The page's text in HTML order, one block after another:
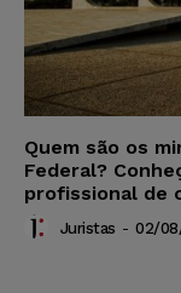
Quem são os
Federal?
profissional de
Juristas - 02/